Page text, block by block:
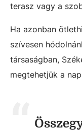
terasz vagy a
Ha azonban
szívesen
társaságban,
megtehetjük a